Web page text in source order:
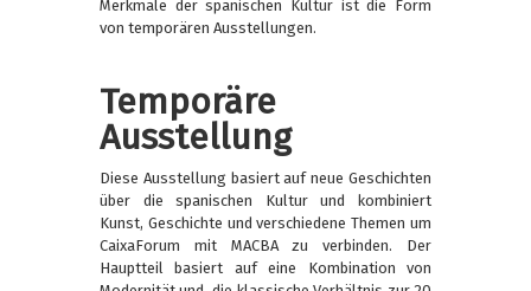
Merkmale der spanischen Kultur ist die Form
von temporären Ausstellungen.
Temporäre
Ausstellung
Diese Ausstellung basiert auf neue Geschichten
über die spanischen Kultur und kombiniert
Kunst, Geschichte und verschiedene Themen um
CaixaForum mit MACBA zu verbinden. Der
Hauptteil basiert auf eine Kombination von